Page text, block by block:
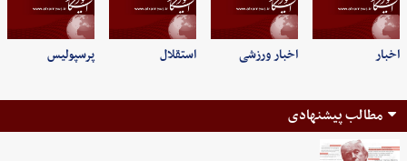
اخبار اخبار ورزشی استقلال پرسپولیس
مطالب پیشنهادی